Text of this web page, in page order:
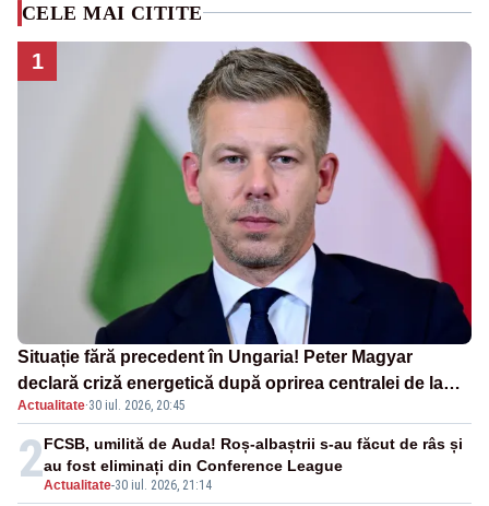
CELE MAI CITITE
1
Situație fără precedent în Ungaria! Peter Magyar
declară criză energetică după oprirea centralei de la
Paks
Actualitate·30 iul. 2026, 20:45
2Actualitate-30 iul. 2026, 21:14
FCSB, umilită de Auda! Roș-albaștrii s-au făcut de râs și
au fost eliminați din Conference League